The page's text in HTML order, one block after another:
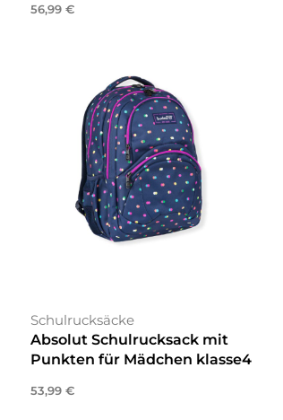
56,99 €
Schulrucksäcke
Absolut Schulrucksack mit
Punkten für Mädchen klasse4
53,99 €